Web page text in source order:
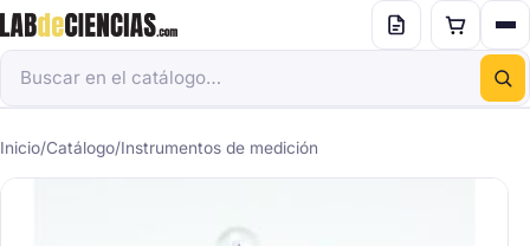
Inicio/Catálogo/Instrumentos de medición